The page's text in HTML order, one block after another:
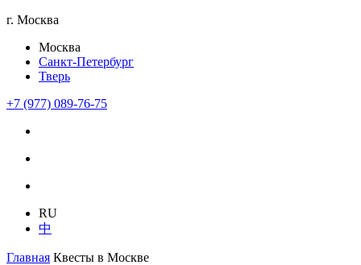
г. Москва
Москва
Санкт-Петербург
Тверь
+7 (977) 089-76-75
RU
中
Главная Квесты в Москве